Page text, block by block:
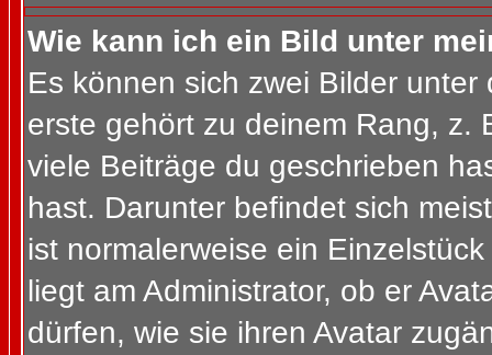
Wie kann ich ein Bild unter
Es können sich zwei Bilder
erste gehört zu deinem Rang, z.
viele Beiträge du geschrieben
hast. Darunter befindet sich
ist normalerweise ein
liegt am Administrator, ob er
dürfen, wie sie ihren Avatar